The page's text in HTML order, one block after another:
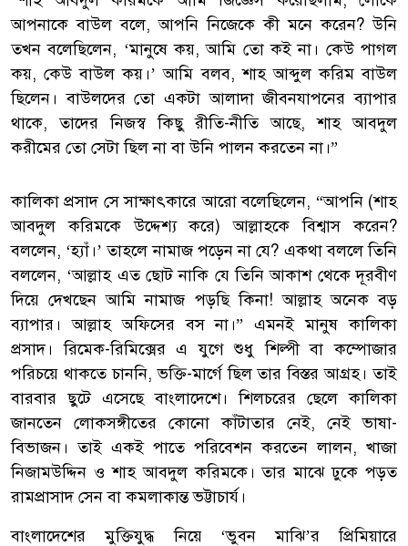
আপনাকে বাউল বলে, আপনি নিজেকে কী মনে করেন? উনি
তখন বলেছিলেন, ‘মানুষে কয়, আমি তো কই না। কেউ পাগল
কয়, কেউ বাউল কয়।’ আমি বলব, শাহ আব্দুল করিম বাউল
ছিলেন। বাউলদের তো একটা আলাদা জীবনযাপনের ব্যাপার
থাকে, তাদের নিজস্ব কিছু রীতি-নীতি আছে, শাহ আবদুল
করীমের তো সেটা ছিল না বা উনি পালন করতেন না।”
কালিকা প্রসাদ সে সাক্ষাৎকারে আরো বলেছিলেন, “আপনি (শাহ
আবদুল করিমকে উদ্দেশ্য করে) আল্লাহকে বিশ্বাস করেন?
বললেন, ‘হ্যাঁ।’ তাহলে নামাজ পড়েন না যে? একথা বললে তিনি
বললেন, ‘আল্লাহ এত ছোট নাকি যে তিনি আকাশ থেকে দূরবীণ
দিয়ে দেখছেন আমি নামাজ পড়ছি কিনা! আল্লাহ অনেক বড়
ব্যাপার। আল্লাহ অফিসের বস না।” এমনই মানুষ কালিকা
প্রসাদ। রিমেক-রিমিক্সের এ যুগে শুধু শিল্পী বা কম্পোজার
পরিচয়ে থাকতে চাননি, ভক্তি-মার্গে ছিল তার বিস্তর আগ্রহ। তাই
বারবার ছুটে এসেছে বাংলাদেশে। শিলচরের ছেলে কালিকা
জানতেন লোকসঙ্গীতের কোনো কাঁটাতার নেই, নেই ভাষা-
বিভাজন। তাই একই পাতে পরিবেশন করতেন লালন, খাজা
নিজামউদ্দিন ও শাহ আবদুল করিমকে। তার মাঝে ঢুকে পড়ত
রামপ্রাসাদ সেন বা কমলাকান্ত ভট্টাচার্য।
বাংলাদেশের মুক্তিযুদ্ধ নিয়ে ‘ভুবন মাঝি’র প্রিমিয়ারে